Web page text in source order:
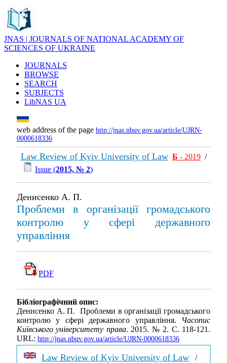
JNAS | JOURNALS OF NATIONAL ACADEMY OF
SCIENCES OF UKRAINE
JOURNALS
BROWSE
SEARCH
SUBJECTS
LibNAS UA
web address of the page http://jnas.nbuv.gov.ua/article/UJRN-
0000618336
Law Review of Kyiv University of Law Б - 2019 /
Issue (2015, № 2)
Денисенко А. П.
Проблеми в організації громадського
контролю у сфері державного
управління
PDF
Бібліографічний опис:
Денисенко А. П. Проблеми в організації громадського
контролю у сфері державного управління. Часопис
Київського університету права. 2015. № 2. С. 118-121.
URL: http://jnas.nbuv.gov.ua/article/UJRN-0000618336
Law Review of Kyiv University of Law /